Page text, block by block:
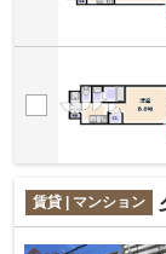
賃貸 | マンション